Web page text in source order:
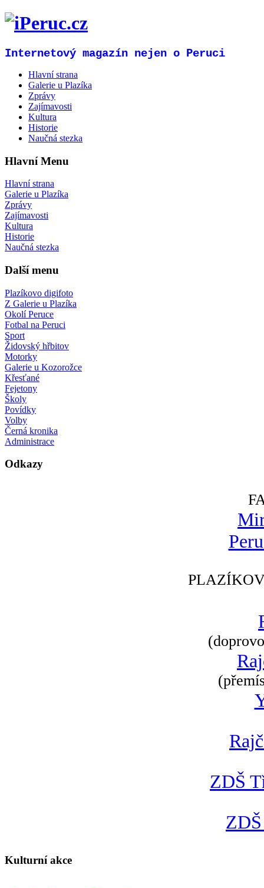
Internetový magazín nejen o Peruci
Hlavní strana
Galerie u Plazíka
Zprávy
Zajímavosti
Kultura
Historie
Naučná stezka
Hlavní Menu
Hlavní strana
Galerie u Plazíka
Zprávy
Zajímavosti
Kultura
Historie
Naučná stezka
Další menu
Plazíkovo digifoto
Z Galerie u Plazíka
Okolí Peruce
Fotbal na Peruci
Sport
Židovský hřbitov
Motorky
Galerie u Kozorožce
Křesťané
Fejetony
Školy
Povídky
Volby
Černá kronika
Administrace
Odkazy
ZDŠ
Kulturní akce